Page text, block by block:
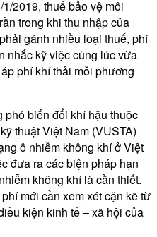
2019, thuế bảo vệ môi
trong khi thu nhập của
gánh nhiều loại thuế, phí
nhắc kỹ việc cùng lúc vừa
phí khí thải mỗi phương
phó biến đổi khí hậu thuộc
thuật Việt Nam (VUSTA)
ô nhiễm không khí ở Việt
đưa ra các biện pháp hạn
không khí là cần thiết.
mới cần xem xét cặn kẽ từ
kiện kinh tế – xã hội của